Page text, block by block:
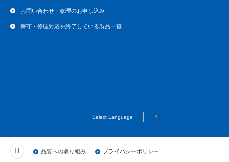
お問い合わせ・修理のお申し込み
保守・修理対応を終了している製品一覧
Select Language ▼
品質への取り組み プライバシーポリシー